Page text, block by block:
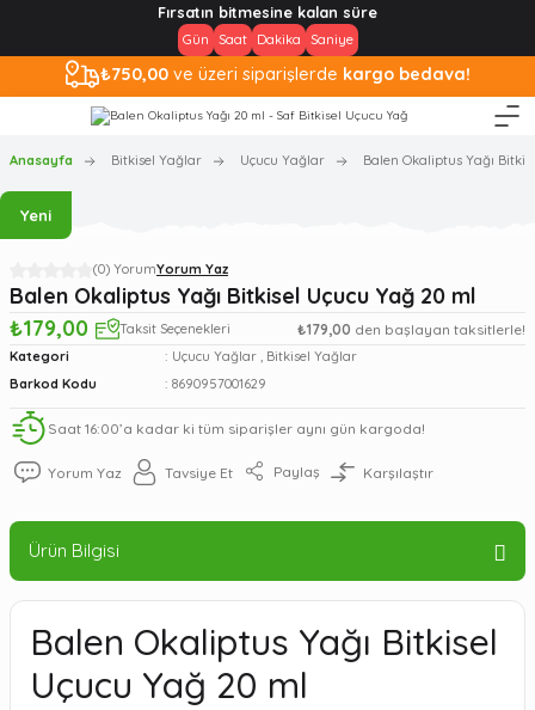
Fırsatın bitmesine kalan süre
Gün Saat Dakika Saniye
₺750,00 ve üzeri siparişlerde kargo bedava!
Anasayfa Bitkisel Yağlar Uçucu Yağlar Balen Okaliptus Yağı
Yeni
(0) YorumYorum Yaz
Balen Okaliptus Yağı Bitkisel Uçucu Yağ 20 ml
₺179,00
Taksit Seçenekleri ₺179,00 den başlayan taksitlerle!
Kategori Uçucu Yağlar , Bitkisel Yağlar
Barkod Kodu
8690957001629
Saat 16:00’a kadar ki tüm siparişler aynı gün kargoda!
Yorum Yaz Tavsiye Et Paylaş Karşılaştır
Ürün Bilgisi
Balen Okaliptus Yağı Bitkisel
Uçucu Yağ 20 ml